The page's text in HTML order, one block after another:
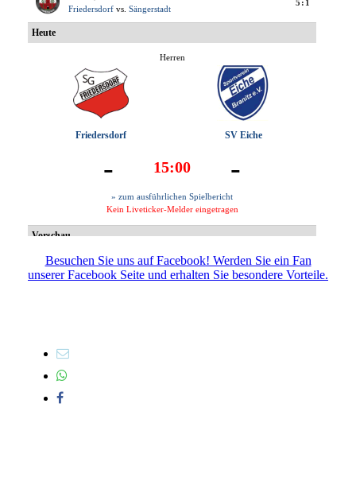
Besuchen Sie uns auf Facebook! Werden Sie ein Fan
unserer Facebook Seite und erhalten Sie besondere Vorteile.